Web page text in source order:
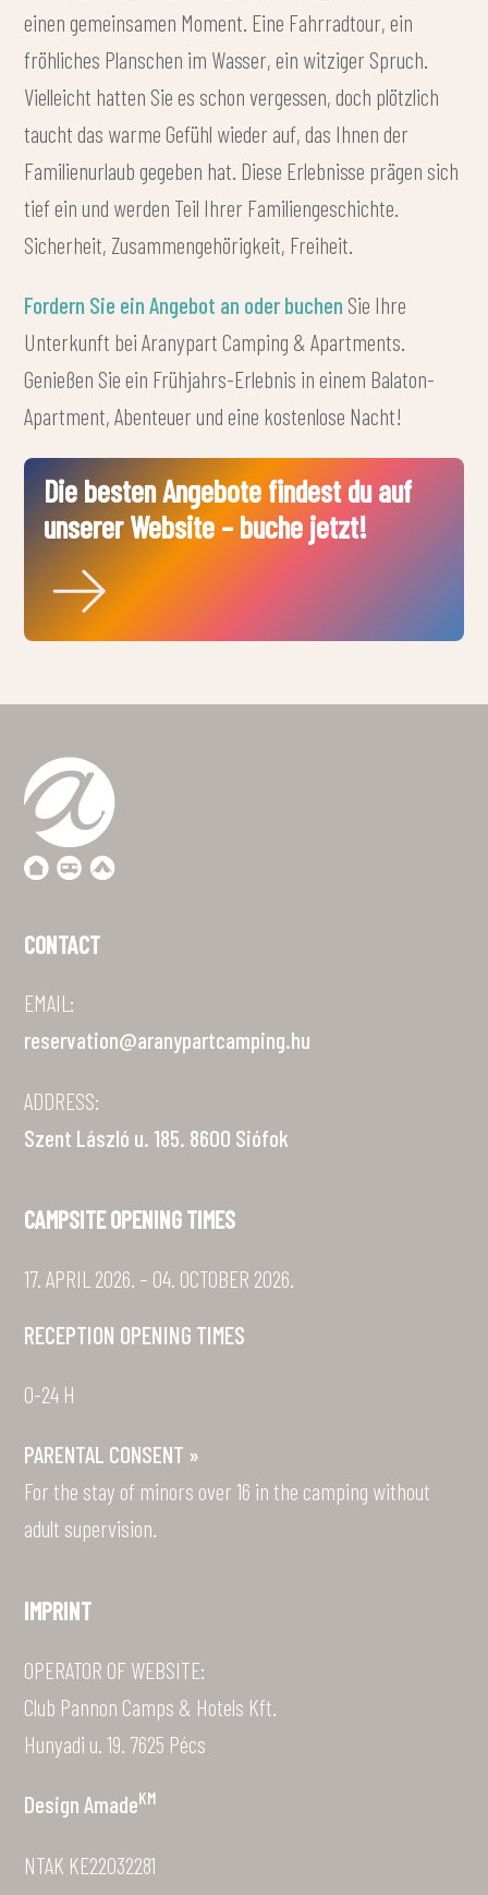
einen gemeinsamen Moment. Eine Fahrradtour, ein
fröhliches Planschen im Wasser, ein witziger Spruch.
Vielleicht hatten Sie es schon vergessen, doch plötzlich
taucht das warme Gefühl wieder auf, das Ihnen der
Familienurlaub gegeben hat. Diese Erlebnisse prägen sich
tief ein und werden Teil Ihrer Familiengeschichte.
Sicherheit, Zusammengehörigkeit, Freiheit.
Fordern Sie ein Angebot an oder buchen Sie Ihre
Unterkunft bei Aranypart Camping & Apartments.
Genießen Sie ein Frühjahrs-Erlebnis in einem Balaton-
Apartment, Abenteuer und eine kostenlose Nacht!
Die besten Angebote findest du auf
unserer Website – buche jetzt!
CONTACT
EMAIL:
reservation@aranypartcamping.hu
ADDRESS:
Szent László u. 185. 8600 Siófok
CAMPSITE OPENING TIMES
17. APRIL 2026. – 04. OCTOBER 2026.
RECEPTION OPENING TIMES
0-24 H
PARENTAL CONSENT »
For the stay of minors over 16 in the camping without
adult supervision.
IMPRINT
OPERATOR OF WEBSITE:
Club Pannon Camps & Hotels Kft.
Hunyadi u. 19. 7625 Pécs
Design AmadeKM
NTAK KE22032281